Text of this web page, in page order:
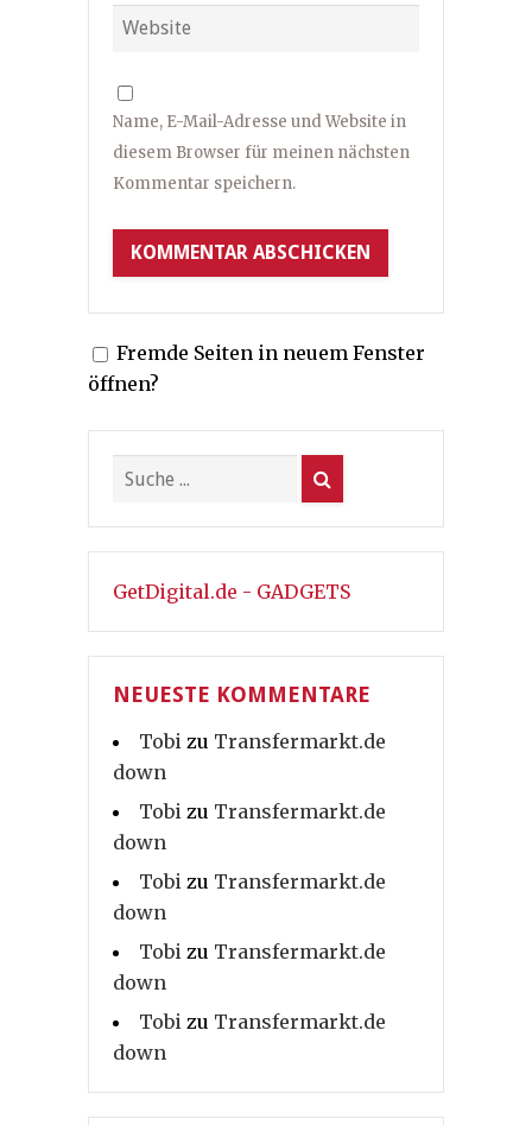
Name, E-Mail-Adresse und Website in
diesem Browser für meinen nächsten
Kommentar speichern.
Fremde Seiten in neuem Fenster
öffnen?
GetDigital.de - GADGETS
NEUESTE KOMMENTARE
Tobi zu Transfermarkt.de
down
Tobi zu Transfermarkt.de
down
Tobi zu Transfermarkt.de
down
Tobi zu Transfermarkt.de
down
Tobi zu Transfermarkt.de
down